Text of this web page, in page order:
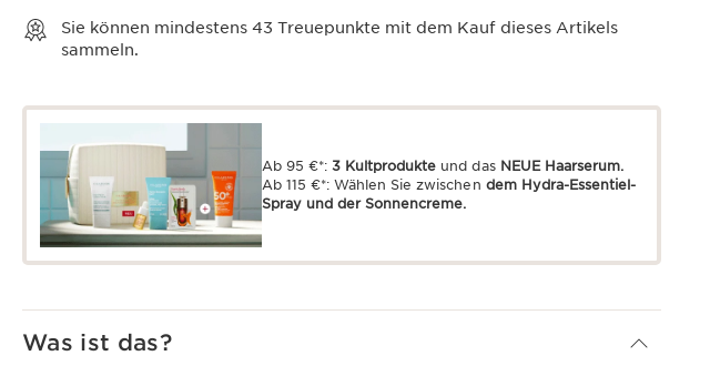
Sie können mindestens 43 Treuepunkte mit dem Kauf dieses Artikels
sammeln.
Ab 95 €*:3 Kultprodukte und das NEUE Haarserum.
Ab 115 €*: Wählen Sie zwischen dem Hydra-Essentiel-
Spray und der Sonnencreme.
Was ist das?